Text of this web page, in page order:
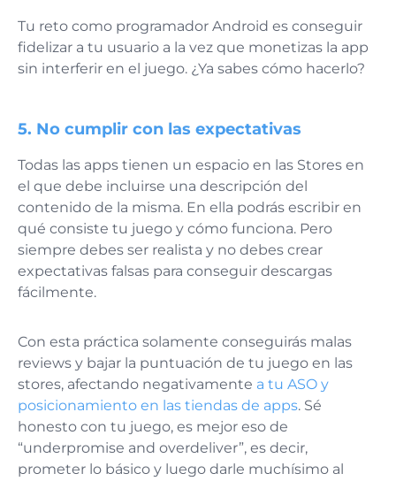
Tu reto como programador Android es conseguir
fidelizar a tu usuario a la vez que monetizas la app
sin interferir en el juego. ¿Ya sabes cómo hacerlo?
5. No cumplir con las expectativas
Todas las apps tienen un espacio en las Stores en
el que debe incluirse una descripción del
contenido de la misma. En ella podrás escribir en
qué consiste tu juego y cómo funciona. Pero
siempre debes ser realista y no debes crear
expectativas falsas para conseguir descargas
fácilmente.
Con esta práctica solamente conseguirás malas
reviews y bajar la puntuación de tu juego en las
stores, afectando negativamente a tu ASO y
posicionamiento en las tiendas de apps. Sé
honesto con tu juego, es mejor eso de
“underpromise and overdeliver”, es decir,
prometer lo básico y luego darle muchísimo al